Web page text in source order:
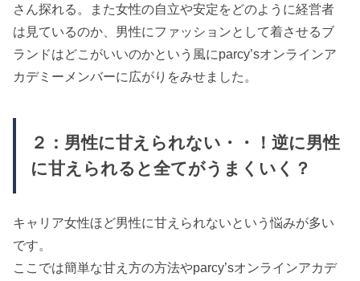
さん探れる。また女性の自立や安定をどのように経営者
は見ているのか、男性にファッションとして着させるブ
ランドはどこがいいのかという風にparcy’sオンラインア
カデミーメンバーに広がりをみせました。
２：男性に甘えられない・・！逆に男性
に甘えられると全てがうまくいく？
キャリア女性ほど男性に甘えられないという悩みが多い
です。
ここでは簡単な甘え方の方法やparcy’sオンラインアカデ